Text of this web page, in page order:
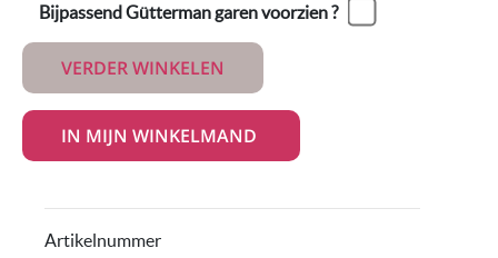
Bijpassend Gütterman garen voorzien ?
VERDER WINKELEN
Artikelnummer